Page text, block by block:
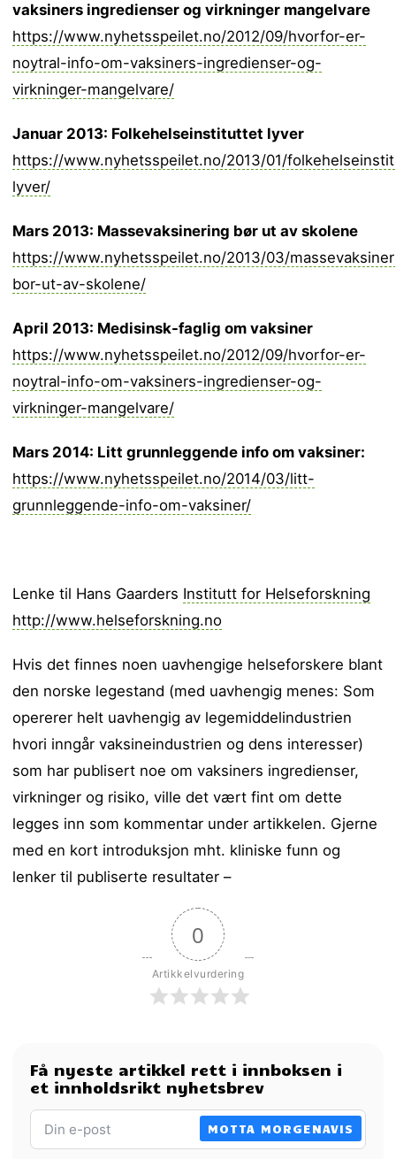
vaksiners ingredienser og virkninger mangelvare
https://www.nyhetsspeilet.no/2012/09/hvorfor-er-
noytral-info-om-vaksiners-ingredienser-og-
virkninger-mangelvare/
Januar 2013: Folkehelseinstituttet lyver
https://www.nyhetsspeilet.no/2013/01/
lyver/
Mars 2013: Massevaksinering bør ut av skolene
https://www.nyhetsspeilet.no/2013/03/
bor-ut-av-skolene/
April 2013: Medisinsk-faglig om vaksiner
https://www.nyhetsspeilet.no/2012/09/hvorfor-er-
noytral-info-om-vaksiners-ingredienser-og-
virkninger-mangelvare/
Mars 2014: Litt grunnleggende info om vaksiner:
https://www.nyhetsspeilet.no/2014/03/litt-
grunnleggende-info-om-vaksiner/
Lenke til Hans Gaarders Institutt for Helseforskning
http://www.helseforskning.no
Hvis det finnes noen uavhengige helseforskere blant
den norske legestand (med uavhengig menes: Som
opererer helt uavhengig av legemiddelindustrien
hvori inngår vaksineindustrien og dens interesser)
som har publisert noe om vaksiners ingredienser,
virkninger og risiko, ville det vært fint om dette
legges inn som kommentar under artikkelen. Gjerne
med en kort introduksjon mht. kliniske funn og
lenker til publiserte resultater –
0
Artikkelvurdering
Få nyeste artikkel rett i innboksen i
et innholdsrikt nyhetsbrev
MOTTA MORGENAVIS